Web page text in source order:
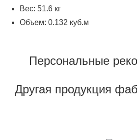
Вес: 51.6 кг
Объем: 0.132 куб.м
Персональные
Другая продукция